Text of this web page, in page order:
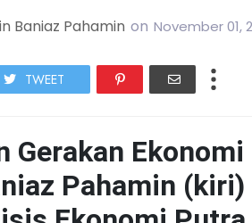
Baniaz Pahamin on November 01,
TWEET